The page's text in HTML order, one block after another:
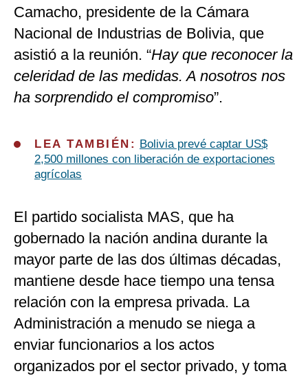
Camacho, presidente de la Cámara
Nacional de Industrias de Bolivia, que
asistió a la reunión. “Hay que reconocer la
celeridad de las medidas. A nosotros nos
ha sorprendido el compromiso”.
LEA TAMBIÉN:
Bolivia prevé captar US$
2,500 millones con liberación de exportaciones
agrícolas
El partido socialista MAS, que ha
gobernado la nación andina durante la
mayor parte de las dos últimas décadas,
mantiene desde hace tiempo una tensa
relación con la empresa privada. La
Administración a menudo se niega a
enviar funcionarios a los actos
organizados por el sector privado, y toma